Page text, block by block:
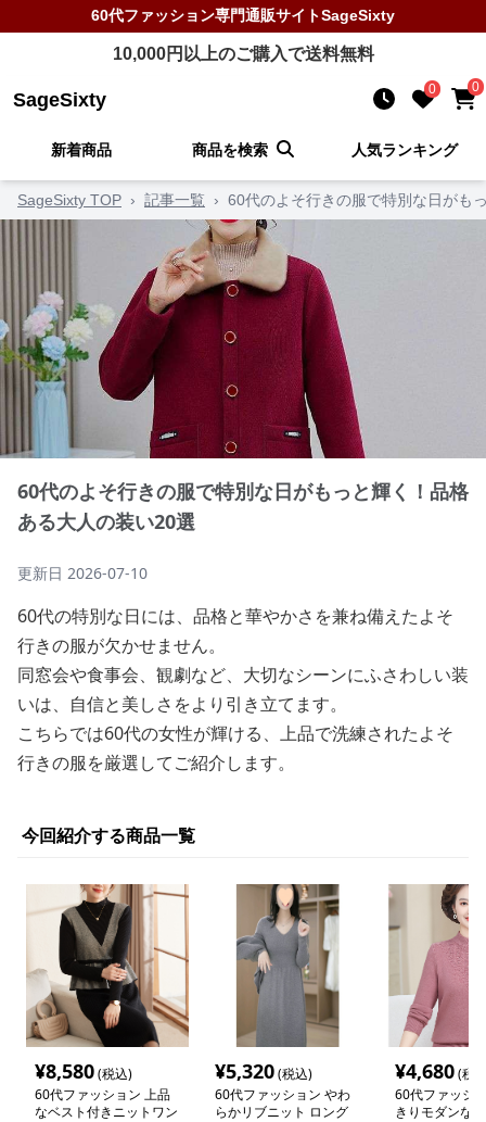
60代ファッション専門通販サイトSageSixty
10,000円以上のご購入で送料無料
SageSixty 0 0
新着商品 商品を検索 人気ランキング
SageSixty TOP › 記事一覧 › 60代のよそ行きの服で特別な日がも
60代のよそ行きの服で特別な日がもっと輝く！品格
ある大人の装い20選
更新日 2026-07-10
60代の特別な日には、品格と華やかさを兼ね備えたよそ
行きの服が欠かせません。
同窓会や食事会、観劇など、大切なシーンにふさわしい装
いは、自信と美しさをより引き立てます。
こちらでは60代の女性が輝ける、上品で洗練されたよそ
行きの服を厳選してご紹介します。
今回紹介する商品一覧
¥8,580(税込)
60代ファッション 上品
なベスト付きニットワン
¥5,320(税込)
60代ファッション やわ
らかリブニット ロング
¥4,680(税
60代ファッシ
きりモダンな